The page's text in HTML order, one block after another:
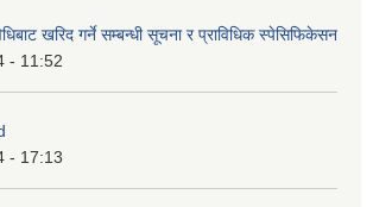
खरिद गर्ने सम्बन्धी सूचना र प्राविधिक स्पेसिफिकेसन
- 11:52
- 17:13